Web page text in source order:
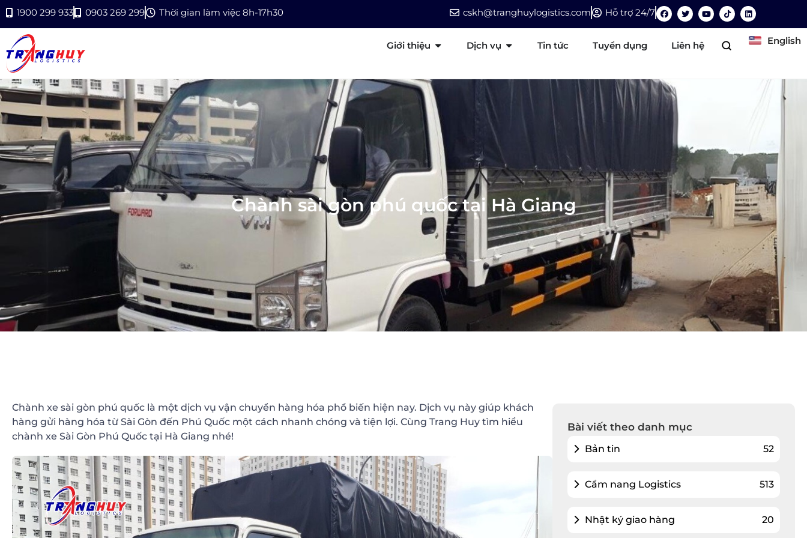
1900 299 933 0903 269 299 Thời gian làm việc 8h-17h30 cskh@tranghuylogistics.com Hỗ trợ 24/7
Giới thiệu Dịch vụ Tin tức Tuyển dụng Liên hệ English
Chành sài gòn phú quốc tại Hà Giang
Chành xe sài gòn phú quốc là một dịch vụ vận chuyển hàng hóa phổ biến hiện nay. Dịch vụ này giúp khách
hàng gửi hàng hóa từ Sài Gòn đến Phú Quốc một cách nhanh chóng và tiện lợi. Cùng Trang Huy tìm hiểu
chành xe Sài Gòn Phú Quốc tại Hà Giang nhé!
Bài viết theo danh mục
Bản tin 52
Cẩm nang Logistics 513
Nhật ký giao hàng 20